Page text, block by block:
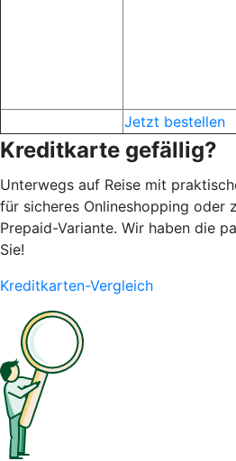
Jetzt bestellen
Kreditkarte gefällig?
Unterwegs auf Reise mit
für sicheres Onlineshopping oder
Prepaid-Variante. Wir haben die
Sie!
Kreditkarten-Vergleich